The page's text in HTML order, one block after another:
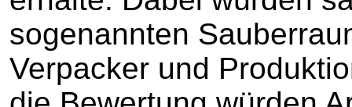
sogenannten
Verpacker und